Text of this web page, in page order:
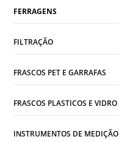
FERRAGENS
FILTRAÇÃO
FRASCOS PET E GARRAFAS
FRASCOS PLASTICOS E VIDRO
INSTRUMENTOS DE MEDIÇÃO